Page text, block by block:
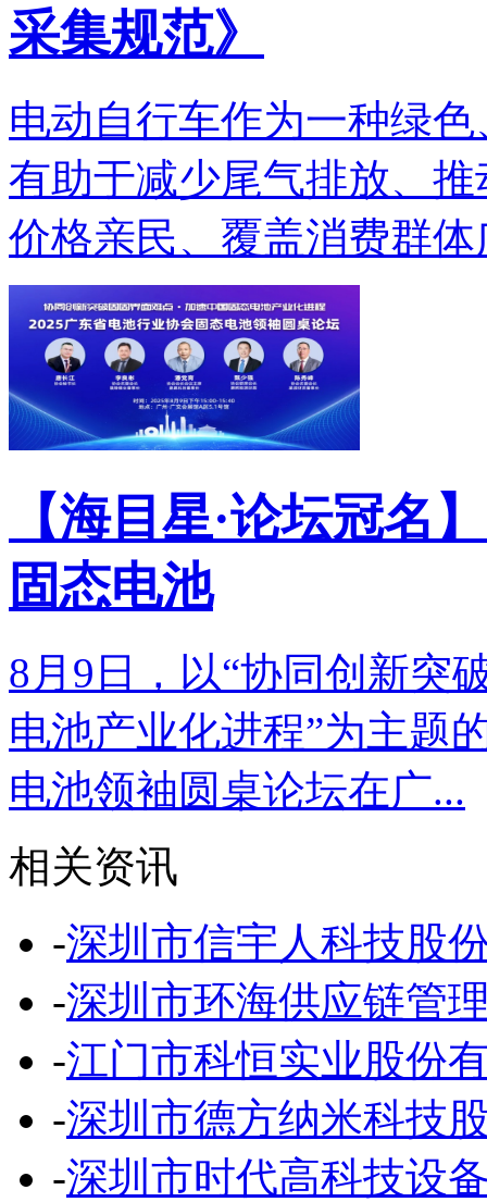
采集规范》
电动自行车作为一种绿
有助于减少尾气排放、
价格亲民、覆盖消费群体
【海目星·论坛冠名
固态电池
8月9日，以“协同创新突
电池产业化进程”为主题
电池领袖圆桌论坛在广...
相关资讯
-深圳市信宇人科技股
-深圳市环海供应链管
-江门市科恒实业股份
-深圳市德方纳米科技
-深圳市时代高科技设